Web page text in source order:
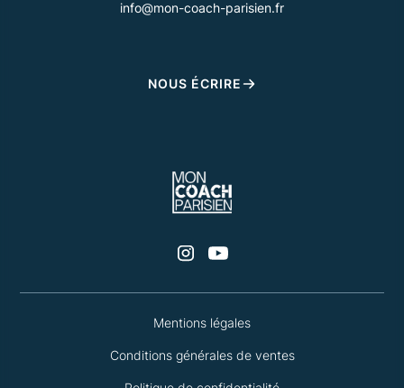
info@mon-coach-parisien.fr
NOUS ÉCRIRE
Mentions légales
Conditions générales de ventes